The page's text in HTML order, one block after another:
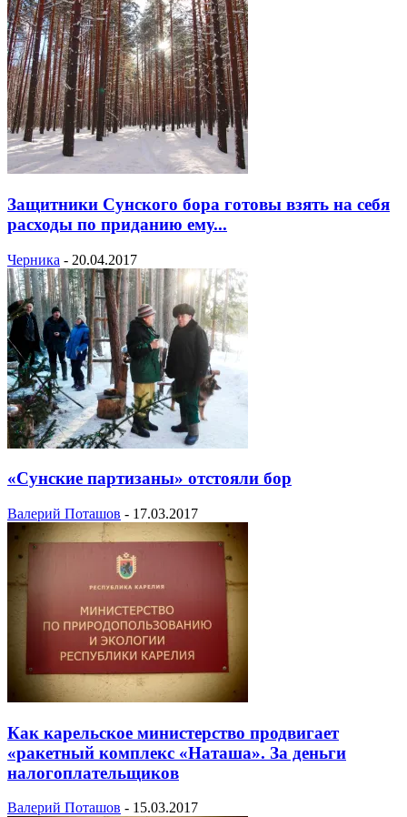
Защитники Сунского бора готовы взять на себя
расходы по приданию ему...
Черника - 20.04.2017
«Сунские партизаны» отстояли бор
Валерий Поташов - 17.03.2017
Как карельское министерство продвигает
«ракетный комплекс «Наташа». За деньги
налогоплательщиков
Валерий Поташов - 15.03.2017